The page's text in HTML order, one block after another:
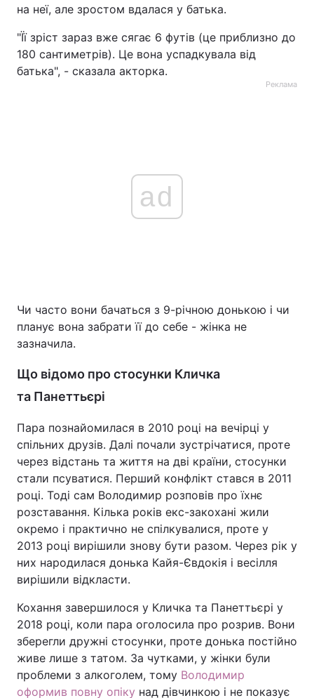
на неї, але зростом вдалася у батька.
"Її зріст зараз вже сягає 6 футів (це приблизно до
180 сантиметрів). Це вона успадкувала від
батька", - сказала акторка.
Реклама
ad
Чи часто вони бачаться з 9-річною донькою і чи
планує вона забрати її до себе - жінка не
зазначила.
Що відомо про стосунки Кличка
та Панеттьєрі
Пара познайомилася в 2010 році на вечірці у
спільних друзів. Далі почали зустрічатися, проте
через відстань та життя на дві країни, стосунки
стали псуватися. Перший конфлікт стався в 2011
році. Тоді сам Володимир розповів про їхнє
розставання. Кілька років екс-закохані жили
окремо і практично не спілкувалися, проте у
2013 році вирішили знову бути разом. Через рік у
них народилася донька Кайя-Євдокія і весілля
вирішили відкласти.
Кохання завершилося у Кличка та Панеттьєрі у
2018 році, коли пара оголосила про розрив. Вони
зберегли дружні стосунки, проте донька постійно
живе лише з татом. За чутками, у жінки були
проблеми з алкоголем, тому Володимир
оформив повну опіку над дівчинкою і не показує